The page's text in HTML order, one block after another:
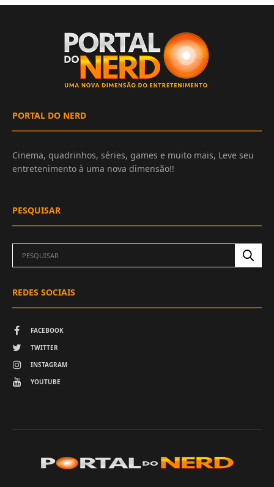
PORTAL DO NERD
Cinema, quadrinhos, séries, games e muito mais, Leve seu
entretenimento à uma nova dimensão!!
PESQUISAR
REDES SOCIAIS
FACEBOOK
TWITTER
INSTAGRAM
YOUTUBE